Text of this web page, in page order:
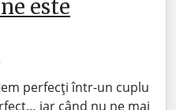
este
perfecți într-un cuplu
iar când nu ne mai